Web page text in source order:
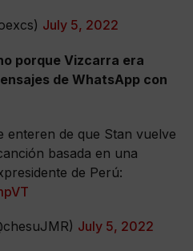
July 5, 2022
porque Vizcarra era
de WhatsApp con
enteren de que Stan vuelve
basada en una
de Perú:
July 5, 2022